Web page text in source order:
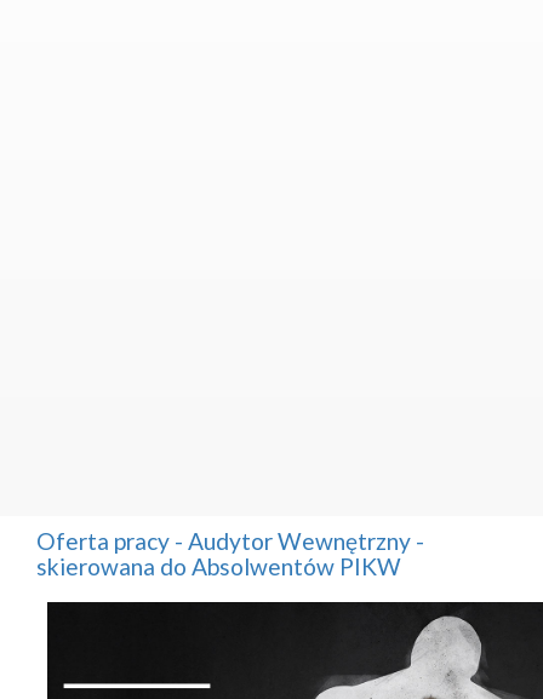
Oferta pracy - Audytor Wewnętrzny -
skierowana do Absolwentów PIKW